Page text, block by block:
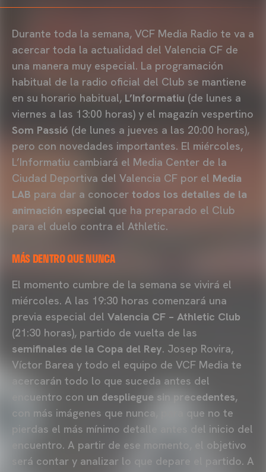
Durante toda la semana, VCF Media Radio te va a
acercar toda la actualidad del Valencia CF de
una manera muy especial. La programación
habitual de la radio oficial del Club se mantiene
en su horario habitual, L’Informatiu (de lunes a
viernes a las 13:00 horas) y el magazín vespertino
Som Passió (de lunes a jueves a las 20:00 horas),
pero con novedades importantes. El miércoles,
L’Informatiu cambiará el Media Center de la
Ciudad Deportiva del Valencia CF por el Media
LAB para dar a conocer todos los detalles de la
animación especial que ha preparado el Club
para el duelo contra el Athletic.
MÁS DENTRO QUE NUNCA
El momento cumbre de la semana se vivirá el
miércoles. A las 19:30 horas comenzará una
previa especial del Valencia CF – Athletic Club
(21:30 horas), partido de vuelta de las
semifinales de la Copa del Rey. Josep Rovira,
Víctor Barea y todo el equipo de VCF Media te
acercarán todo lo que suceda antes del
encuentro con un despliegue sin precedentes,
con más imágenes que nunca, para que no te
pierdas el más mínimo detalle antes del inicio del
encuentro. A partir de ese momento, el objetivo
será contar y analizar lo que depare el partido. A